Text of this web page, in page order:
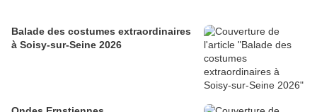
Balade des costumes extraordinaires
à Soisy-sur-Seine 2026